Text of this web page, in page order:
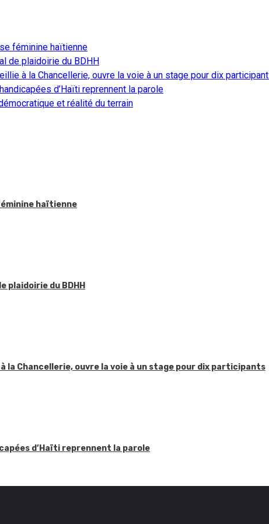
féminine haïtienne
de plaidoirie du BDHH
à la Chancellerie, ouvre la voie à un stage pour dix
d’Haïti reprennent la parole
et réalité du terrain
haïtienne
plaidoirie du BDHH
la Chancellerie, ouvre la voie à un stage pour dix participants
d’Haïti reprennent la parole